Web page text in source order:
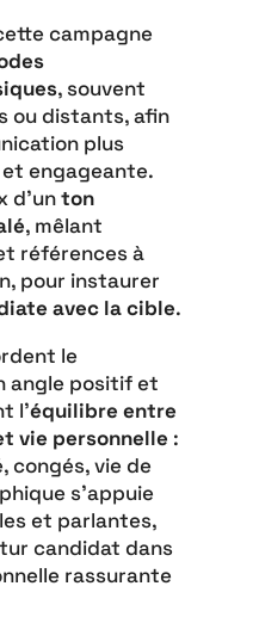
campagne
, souvent
ou distants, afin
plus
engageante.
d’unton
, mêlant
références à
pour instaurer
avec la cible.
le
angle positif et
l’équilibre entre
vie personnelle :
congés, vie de
s’appuie
et parlantes,
candidat dans
rassurante